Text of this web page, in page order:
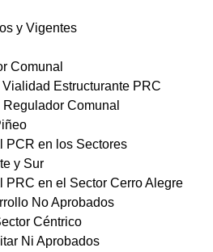
y Vigentes
Comunal
Estructurante PRC
Comunal
PCR en los Sectores
y Sur
PRC en el Sector Cerro Alegre
No Aprobados
Céntrico
Ni Aprobados